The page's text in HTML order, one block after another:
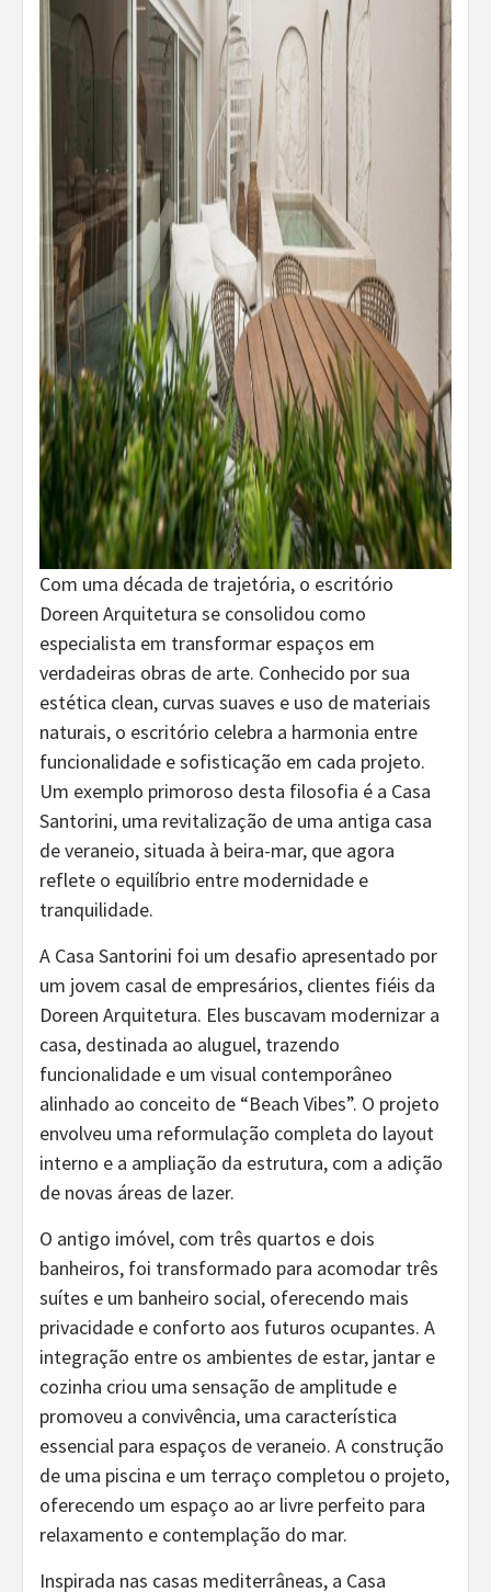
Com uma década de trajetória, o escritório
Doreen Arquitetura se consolidou como
especialista em transformar espaços em
verdadeiras obras de arte. Conhecido por sua
estética clean, curvas suaves e uso de materiais
naturais, o escritório celebra a harmonia entre
funcionalidade e sofisticação em cada projeto.
Um exemplo primoroso desta filosofia é a Casa
Santorini, uma revitalização de uma antiga casa
de veraneio, situada à beira-mar, que agora
reflete o equilíbrio entre modernidade e
tranquilidade.
A Casa Santorini foi um desafio apresentado por
um jovem casal de empresários, clientes fiéis da
Doreen Arquitetura. Eles buscavam modernizar a
casa, destinada ao aluguel, trazendo
funcionalidade e um visual contemporâneo
alinhado ao conceito de “Beach Vibes”. O projeto
envolveu uma reformulação completa do layout
interno e a ampliação da estrutura, com a adição
de novas áreas de lazer.
O antigo imóvel, com três quartos e dois
banheiros, foi transformado para acomodar três
suítes e um banheiro social, oferecendo mais
privacidade e conforto aos futuros ocupantes. A
integração entre os ambientes de estar, jantar e
cozinha criou uma sensação de amplitude e
promoveu a convivência, uma característica
essencial para espaços de veraneio. A construção
de uma piscina e um terraço completou o projeto,
oferecendo um espaço ao ar livre perfeito para
relaxamento e contemplação do mar.
Inspirada nas casas mediterrâneas, a Casa